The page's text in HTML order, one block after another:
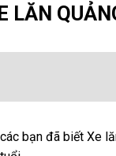
LĂN
bạn đã biết Xe